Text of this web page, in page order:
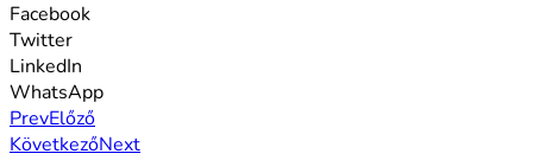
Facebook
Twitter
LinkedIn
WhatsApp
PrevElőző
KövetkezőNext